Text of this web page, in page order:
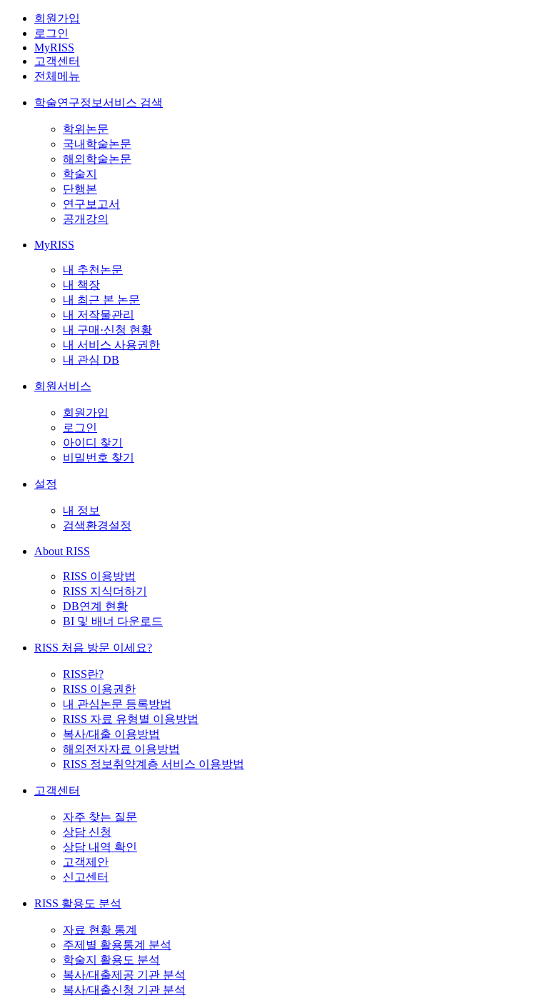
회원가입
로그인
MyRISS
고객센터
전체메뉴
학술연구정보서비스 검색
학위논문
국내학술논문
해외학술논문
학술지
단행본
연구보고서
공개강의
MyRISS
내 추천논문
내 책장
내 최근 본 논문
내 저작물관리
내 구매·신청 현황
내 서비스 사용권한
내 관심 DB
회원서비스
회원가입
로그인
아이디 찾기
비밀번호 찾기
설정
내 정보
검색환경설정
About RISS
RISS 이용방법
RISS 지식더하기
DB연계 현황
BI 및 배너 다운로드
RISS 처음 방문 이세요?
RISS란?
RISS 이용권한
내 관심논문 등록방법
RISS 자료 유형별 이용방법
복사/대출 이용방법
해외전자자료 이용방법
RISS 정보취약계층 서비스 이용방법
고객센터
자주 찾는 질문
상담 신청
상담 내역 확인
고객제안
신고센터
RISS 활용도 분석
자료 현황 통계
주제별 활용통계 분석
학술지 활용도 분석
복사/대출제공 기관 분석
복사/대출신청 기관 분석